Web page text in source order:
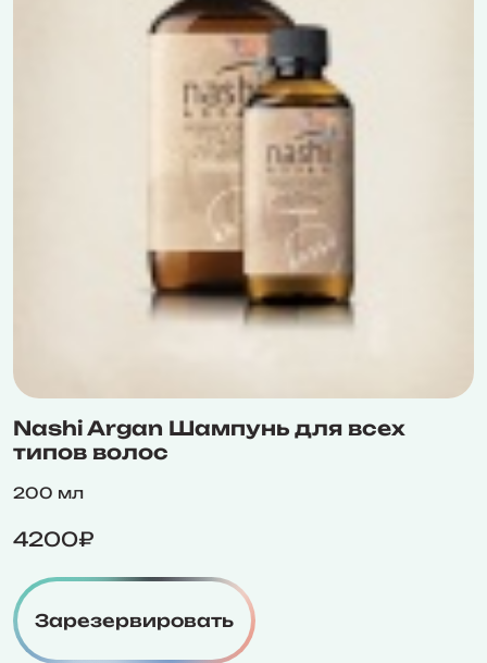
Nashi Argan Шампунь для всех
типов волос
200 мл
4200₽
Зарезервировать